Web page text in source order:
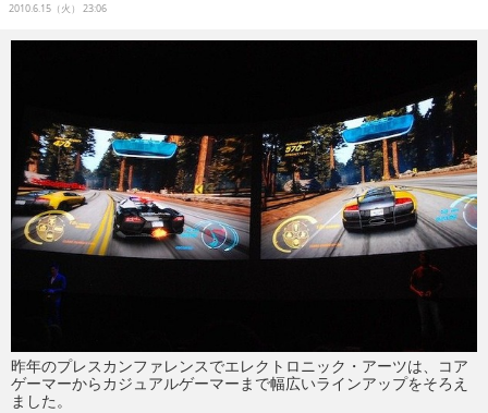
イベント/セミナー
eスポーツ
2010.6.15（火） 23:06
昨年のプレスカンファレンスでエレクトロニック・アーツは、コア
ゲーマーからカジュアルゲーマーまで幅広いラインアップをそろえ
ました。